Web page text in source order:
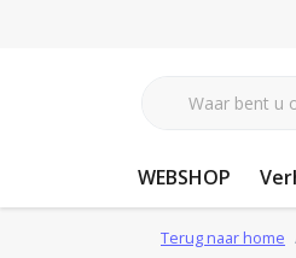
WEBSHOP
Terug naar home